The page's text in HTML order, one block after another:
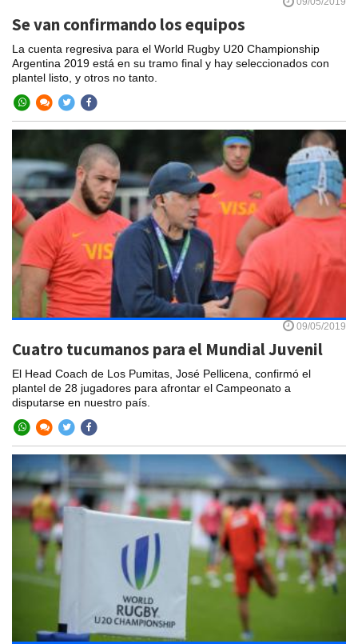
Se van confirmando los equipos
La cuenta regresiva para el World Rugby U20 Championship
Argentina 2019 está en su tramo final y hay seleccionados con
plantel listo, y otros no tanto.
09/05/2019
Cuatro tucumanos para el Mundial Juvenil
El Head Coach de Los Pumitas, José Pellicena, confirmó el
plantel de 28 jugadores para afrontar el Campeonato a
disputarse en nuestro país.